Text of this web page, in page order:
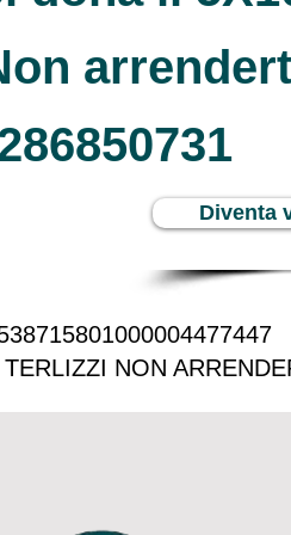
Diventa
NON